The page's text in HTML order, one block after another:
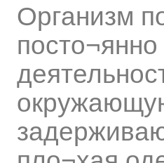
Организм